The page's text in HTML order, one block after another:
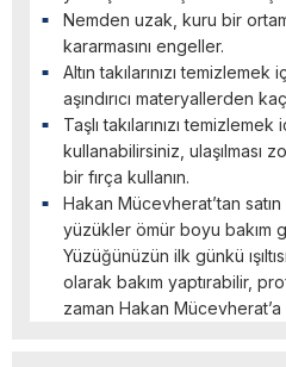
Nemden uzak, kuru bir
kararmasını engeller.
Altın takılarınızı
aşındırıcı materyallerden
Taşlı takılarınızı temizlemek
kullanabilirsiniz, ulaşılması
bir fırça kullanın.
Hakan Mücevherat’tan satın
yüzükler ömür boyu bakım
Yüzüğünüzün ilk günkü
olarak bakım yaptırabilir,
zaman Hakan